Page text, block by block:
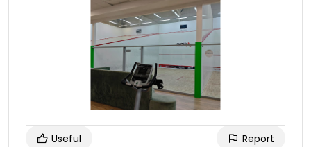
Useful Report